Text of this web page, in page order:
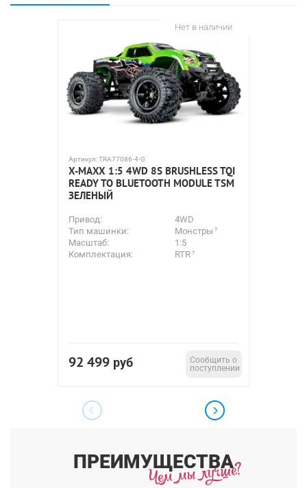
Нет в наличии
Артикул:TRA77086-4-G
X-MAXX 1:5 4WD 8S BRUSHLESS TQI
READY TO BLUETOOTH MODULE TSM
ЗЕЛЕНЫЙ
Привод:
4WD
Тип машинки:
Монстры
Масштаб:
1:5
Комплектация:
RTR
92 499 руб
Сообщить о
поступлении
ПРЕИМУЩЕСТВА